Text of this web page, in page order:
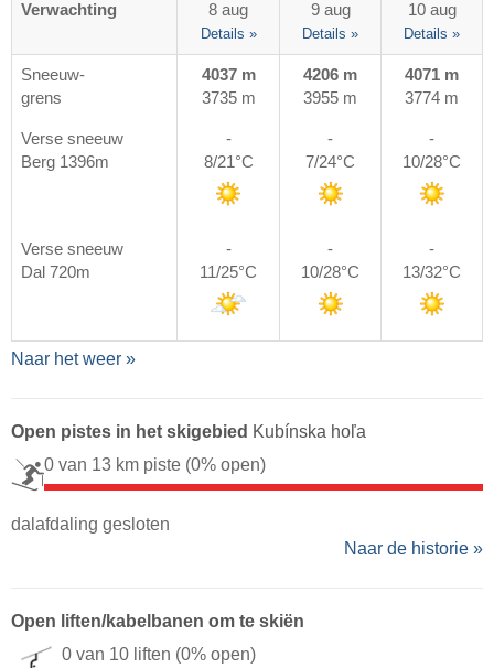
Verwachting
8 aug
Details »
9 aug
Details »
10 aug
Details »
Sneeuw-
grens
4037 m
3735 m
4206 m
3955 m
4071 m
3774 m
Verse sneeuw
Berg 1396m
-
8/21°C
-
7/24°C
-
10/28°C
Verse sneeuw
Dal 720m
-
11/25°C
-
10/28°C
-
13/32°C
Naar het weer »
Open pistes in het skigebied Kubínska hoľa
0 van 13 km piste (0% open)
dalafdaling gesloten
Naar de historie »
Open liften/kabelbanen om te skiën
0 van 10 liften (0% open)